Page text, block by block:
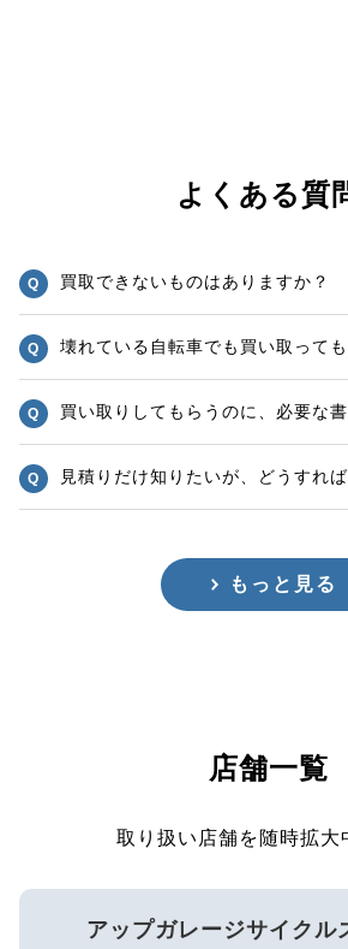
よくある質
買取できないものはありますか？
壊れている自転車でも買い取って
買い取りしてもらうのに、必要な
見積りだけ知りたいが、どうすれ
もっと見る
店舗一覧
取り扱い店舗を随時拡大
アップガレージサイクル